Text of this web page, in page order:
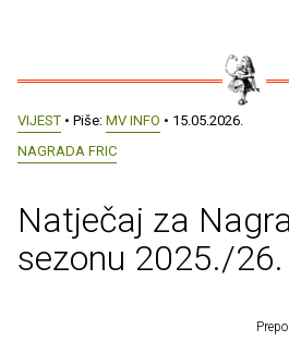
VIJEST • Piše: MV INFO • 15.05.2026.
NAGRADA FRIC
Natječaj za
sezonu 2025./26.